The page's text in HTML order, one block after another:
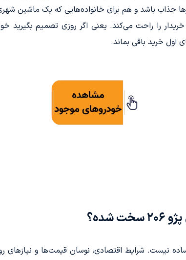
جذاب باشد و هم برای خانواده‌هایی که یک ماشین
بازار خرید و فروش فعال پژو ۲۰۶ خیال خریدار را راحت می‌کند. یعنی اگر
ساده نیست. شرایط اقتصادی، نوسان قیمت‌ها و